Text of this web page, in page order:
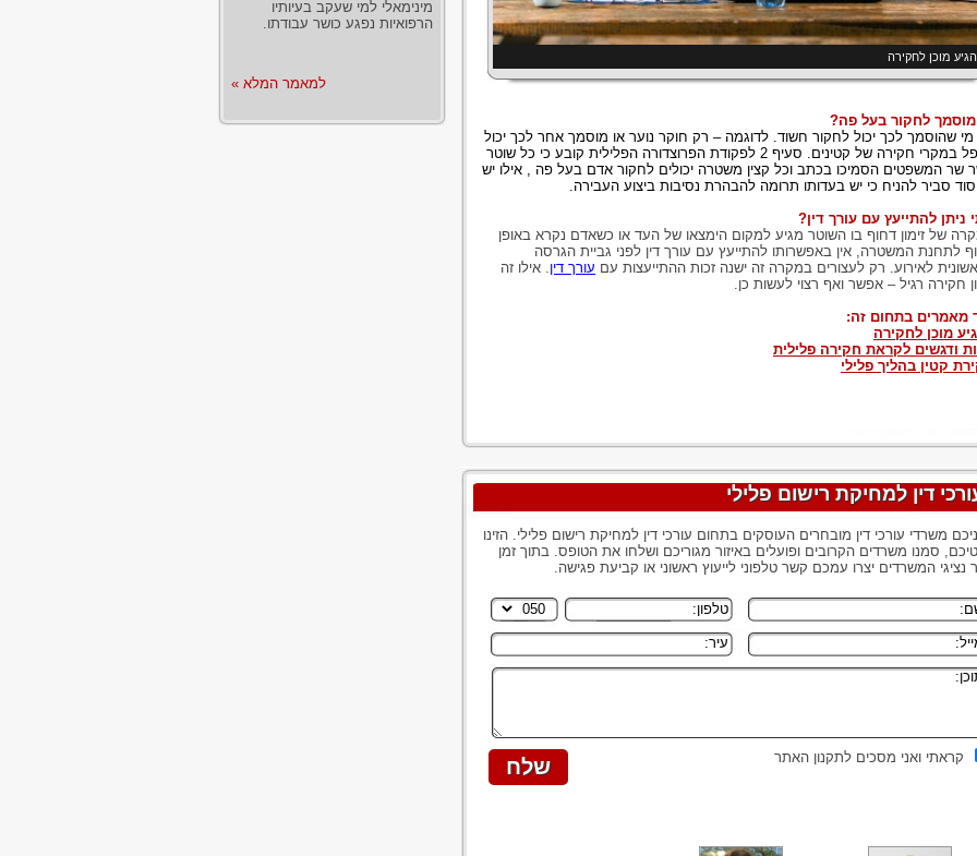
מוכן לחקירה
מוסמך לחקור בעל פה?
שהוסמך לכך יכול לחקור חשוד. לדוגמה – רק חוקר נוער או מוסמך אחר לכך יכול
לטפל במקרי חקירה של קטינים. סעיף 2 לפקודת הפרוצדורה הפלילית קובע כי כל שוטר
שר המשפטים הסמיכו בכתב וכל קצין משטרה יכולים לחקור אדם בעל פה , אילו יש
סביר להניח כי יש בעדותו תרומה להבהרת נסיבות ביצוע העבירה.
ניתן להתייעץ עם עורך דין?
של זימון דחוף בו השוטר מגיע למקום הימצאו של העד או כשאדם נקרא באופן
לתחנת המשטרה, אין באפשרותו להתייעץ עם עורך דין לפני גביית הגרסה
לאירוע. רק לעצורים במקרה זה ישנה זכות ההתייעצות עם עורך דין. אילו זה
חקירה רגיל – אפשר ואף רצוי לעשות כן.
מאמרים בתחום זה:
מוכן לחקירה
ודגשים לקראת חקירה פלילית
קטין בהליך פלילי
דין למחיקת רישום פלילי
משרדי עורכי דין מובחרים העוסקים בתחום עורכי דין למחיקת רישום פלילי. הזינו
סמנו משרדים הקרובים ופועלים באיזור מגוריכם ושלחו את הטופס. בתוך זמן
נציגי המשרדים יצרו עמכם קשר טלפוני לייעוץ ראשוני או קביעת פגישה.
קראתי ואני מסכים לתקנון האתר
מינימאלי למי שעקב בעיותיו
הרפואיות נפגע כושר עבודתו.
למאמר המלא »